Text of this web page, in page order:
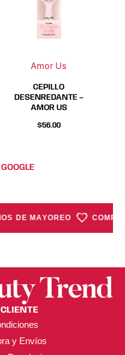
Amor Us
CEPILLO
DESENREDANTE –
AMOR US
$56.00
DE MAYOREO
y Envíos